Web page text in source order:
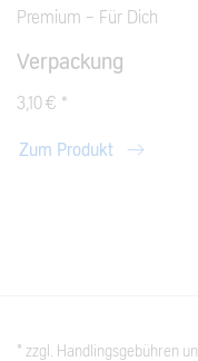
Premium - Für Dich
Verpackung
3,10 € *
Zum Produkt
* zzgl. Handlingsgebühren